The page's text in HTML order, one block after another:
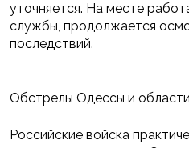
уточняется. На месте
службы, продолжается
последствий.
Обстрелы Одессы и области
Российские войска